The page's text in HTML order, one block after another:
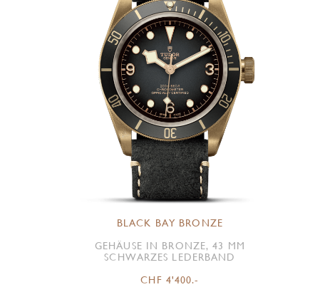
BLACK BAY BRONZE
GEHÄUSE IN BRONZE, 43 MM
SCHWARZES LEDERBAND
CHF 4'400.-